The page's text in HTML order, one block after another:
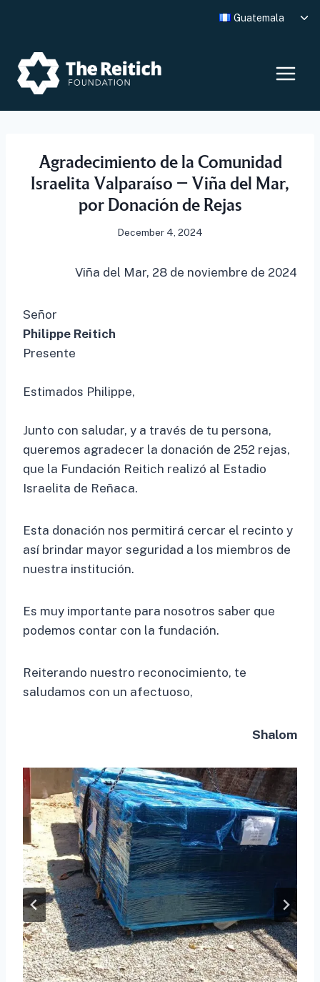
Guatemala
Agradecimiento de la Comunidad
Israelita Valparaíso – Viña del Mar,
por Donación de Rejas
December 4, 2024
Viña del Mar, 28 de noviembre de 2024
Señor
Philippe Reitich
Presente
Estimados Philippe,
Junto con saludar, y a través de tu persona,
queremos agradecer la donación de 252 rejas,
que la Fundación Reitich realizó al Estadio
Israelita de Reñaca.
Esta donación nos permitirá cercar el recinto y
así brindar mayor seguridad a los miembros de
nuestra institución.
Es muy importante para nosotros saber que
podemos contar con la fundación.
Reiterando nuestro reconocimiento, te
saludamos con un afectuoso,
Shalom